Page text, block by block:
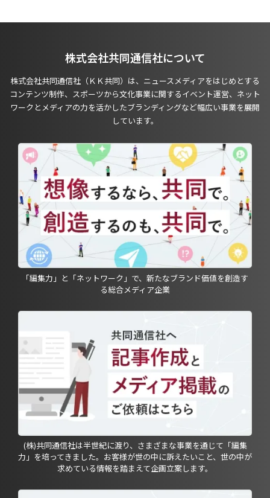
株式会社共同通信社について
株式会社共同通信社（ＫＫ共同）は、ニュースメディアをはじめとする
コンテンツ制作、スポーツから文化事業に関するイベント運営、ネット
ワークとメディアの力を活かしたブランディングなど幅広い事業を展開
しています。
「編集力」と「ネットワーク」で、新たなブランド価値を創造す
る総合メディア企業
(株)共同通信社は半世紀に渡り、さまざまな事業を通じて「編集
力」を培ってきました。お客様が世の中に訴えたいこと、世の中が
求めている情報を踏まえて企画立案します。